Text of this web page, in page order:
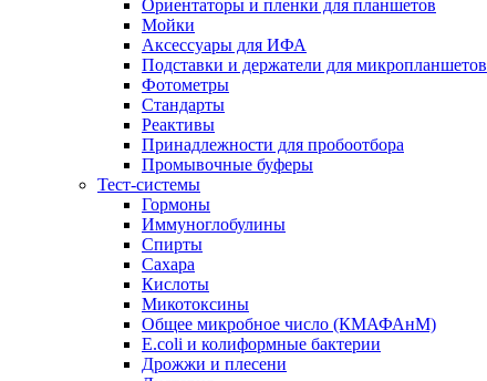
Ориентаторы и пленки для планшетов
Мойки
Аксессуары для ИФА
Подставки и держатели для микропланшетов
Фотометры
Стандарты
Реактивы
Принадлежности для пробоотбора
Промывочные буферы
Тест-системы
Гормоны
Иммуноглобулины
Спирты
Сахара
Кислоты
Микотоксины
Общее микробное число (КМАФАнМ)
E.coli и колиформные бактерии
Дрожжи и плесени